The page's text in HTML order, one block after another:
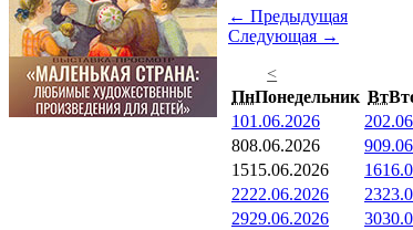
← Предыдущая
Следующая →
<
ПнПонедельник Вт
101.06.2026 2
808.06.2026 9
1515.06.2026 16
2222.06.2026 23
2929.06.2026 30